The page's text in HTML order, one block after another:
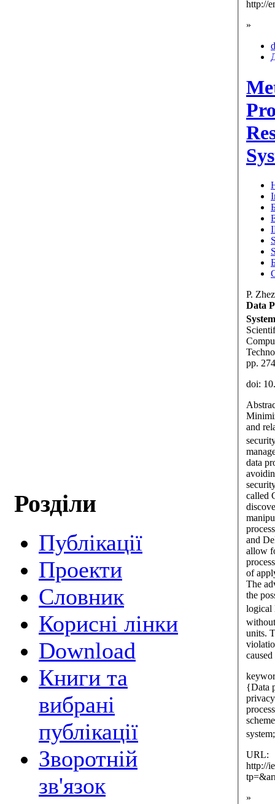
Розділи
Публікації
Проекти
Cловник
Корисні лінки
Download
Книги та
вибрані
публікації
Зворотній
зв'язок
http://
»
P.
Data
pp.
doi:
and
data
called
and
allow
of
The
the
logical
units.
{Data
URL:
http://
»